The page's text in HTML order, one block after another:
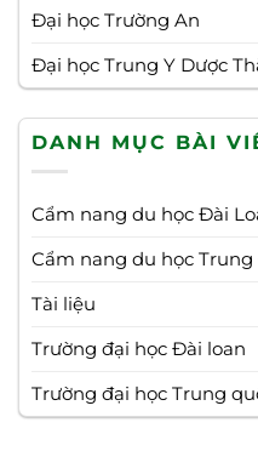
Đại học Trường An
Đại học Trung Y Dược
DANH MỤC BÀI
Cẩm nang du học Đài
Cẩm nang du học Trung
Tài liệu
Trường đại học Đài loan
Trường đại học Trung